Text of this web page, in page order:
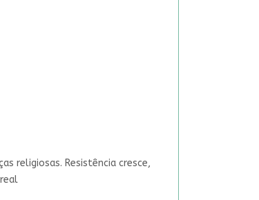
religiosas. Resistência cresce,